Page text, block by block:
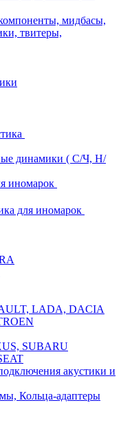
мидбасы,
твитеры,
динамики ( С/Ч, Н/
иномарок
для иномарок
LADA, DACIA
SUBARU
акустики и
Кольца-адаптеры